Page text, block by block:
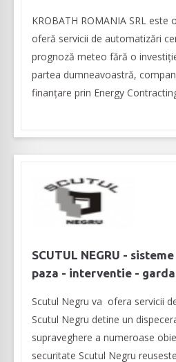
KROBATH ROMANIA SRL este
oferă servicii de automatizări
prognoză meteo fără o
partea dumneavoastră,
finanțare prin Energy
SCUTUL NEGRU -
paza - interventie -
Scutul Negru va ofera servicii
Scutul Negru detine un
supraveghere a numeroase
securitate Scutul Negru